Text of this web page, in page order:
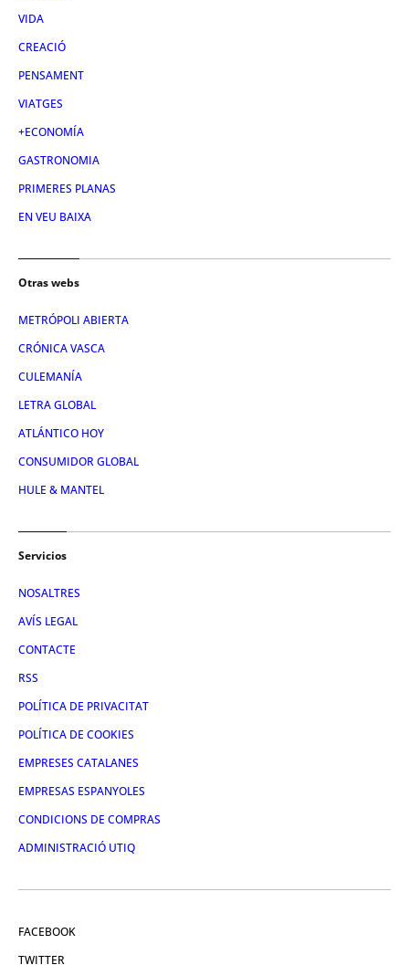
VIDA
CREACIÓ
PENSAMENT
VIATGES
+ECONOMÍA
GASTRONOMIA
PRIMERES PLANAS
EN VEU BAIXA
Otras webs
METRÓPOLI ABIERTA
CRÓNICA VASCA
CULEMANÍA
LETRA GLOBAL
ATLÁNTICO HOY
CONSUMIDOR GLOBAL
HULE & MANTEL
Servicios
NOSALTRES
AVÍS LEGAL
CONTACTE
RSS
POLÍTICA DE PRIVACITAT
POLÍTICA DE COOKIES
EMPRESES CATALANES
EMPRESAS ESPANYOLES
CONDICIONS DE COMPRAS
ADMINISTRACIÓ UTIQ
FACEBOOK
TWITTER